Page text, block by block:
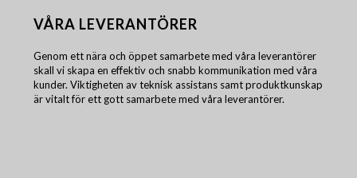
VÅRA LEVERANTÖRER
Genom ett nära och öppet samarbete med våra leverantörer
skall vi skapa en effektiv och snabb kommunikation med våra
kunder. Viktigheten av teknisk assistans samt produktkunskap
är vitalt för ett gott samarbete med våra leverantörer.